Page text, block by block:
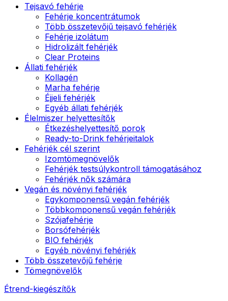
Tejsavó fehérje
Fehérje koncentrátumok
Több összetevőjű tejsavó fehérjék
Fehérje izolátum
Hidrolizált fehérjék
Clear Proteins
Állati fehérjék
Kollagén
Marha fehérje
Éjjeli fehérjék
Egyéb állati fehérjék
Élelmiszer helyettesítők
Étkezéshelyettesítő porok
Ready-to-Drink fehérjeitalok
Fehérjék cél szerint
Izomtömegnövelők
Fehérjék testsúlykontroll támogatásához
Fehérjék nők számára
Vegán és növényi fehérjék
Egykomponensű vegán fehérjék
Többkomponensű vegán fehérjék
Szójafehérje
Borsófehérjék
BIO fehérjék
Egyéb növényi fehérjék
Több összetevőjű fehérje
Tömegnövelők
Étrend-kiegészítők